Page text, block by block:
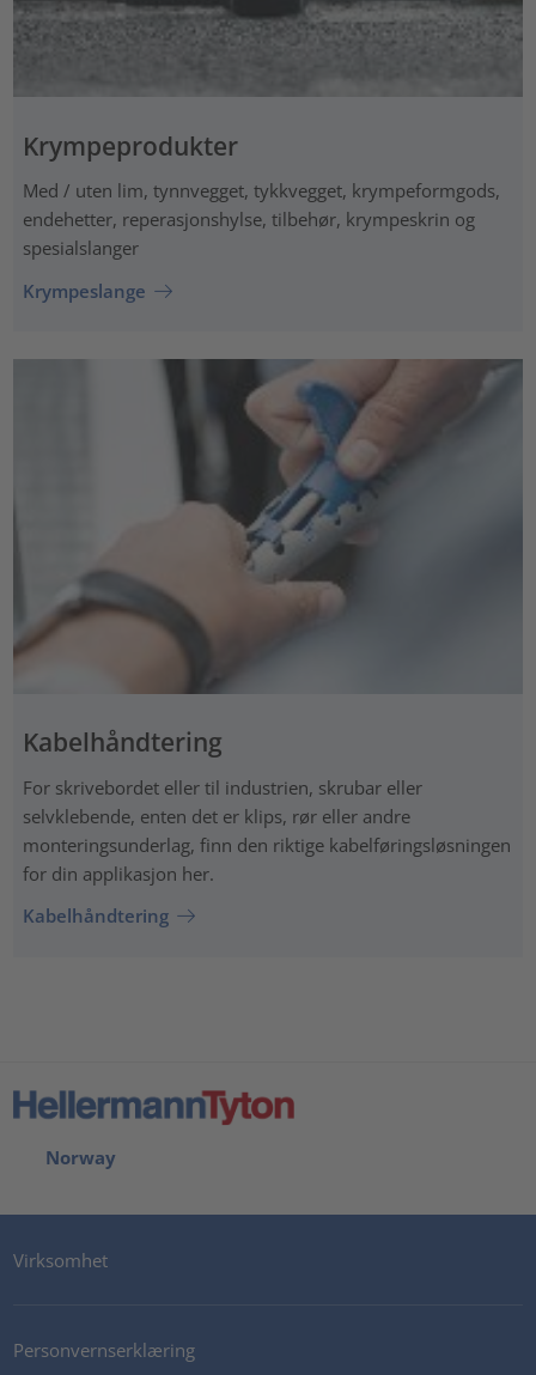
Krympeprodukter
Med / uten lim, tynnvegget, tykkvegget, krympeformgods,
endehetter, reperasjonshylse, tilbehør, krympeskrin og
spesialslanger
Krympeslange
Kabelhåndtering
For skrivebordet eller til industrien, skrubar eller
selvklebende, enten det er klips, rør eller andre
monteringsunderlag, finn den riktige kabelføringsløsningen
for din applikasjon her.
Kabelhåndtering
Norway
Virksomhet
Personvernserklæring